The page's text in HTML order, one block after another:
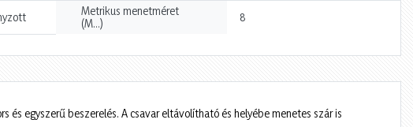
Metrikus menetméret
(M…)
8
és egyszerű beszerelés. A csavar eltávolítható és helyébe menetes szár is